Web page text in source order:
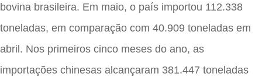
bovina brasileira. Em maio, o país importou 112.338
toneladas, em comparação com 40.909 toneladas em
abril. Nos primeiros cinco meses do ano, as
importações chinesas alcançaram 381.447 toneladas